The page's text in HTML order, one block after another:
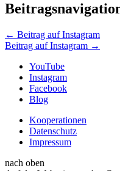
← Beitrag auf Instagram
Beitrag auf Instagram →
YouTube
Instagram
Facebook
Blog
Kooperationen
Datenschutz
Impressum
nach oben